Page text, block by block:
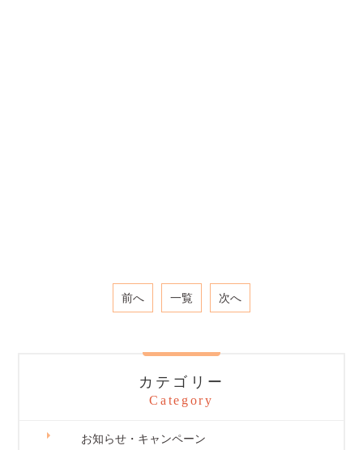
前へ 一覧 次へ
カテゴリー
Category
お知らせ・キャンペーン